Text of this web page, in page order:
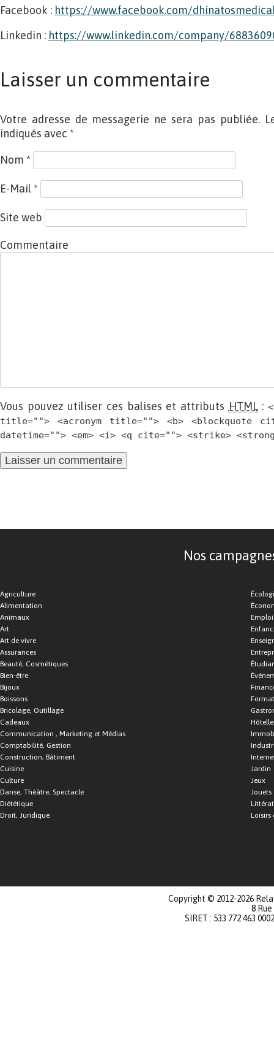
Facebook : https://www.facebook.com/
Linkedin : https://www.linkedin.com/company/
Laisser un commentaire
Votre adresse de messagerie ne sera pas publiée.
indiqués avec *
Nom *
E-Mail *
Site web
Commentaire
Vous pouvez utiliser ces balises et attributs HTML:
title=""> <acronym title=""> <b> <blockquote
datetime=""> <em> <i> <q cite=""> <strike>
Nos
Agriculture
Alimentation
Animaux
Art
Art de vivre
Assurances
Beauté, Cosmétiques
Bien-être
Bijoux
Boissons
Bricolage, Outillage
Cadeaux
Communication , Marketing et Médias
Comptabilité, Gestion
Construction, Bâtiment
Cuisine
Culture
Danse, Théâtre, Spectacle
Diététique
Droit, Juridique
Emploi
Jardin
Jeux
Jouets
Loisirs
Copyright © 2012-2026
8
SIRET : 533 772 463